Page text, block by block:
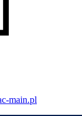
main.pl